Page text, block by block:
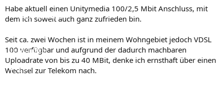
Neue Beiträge
Leserartikel
Regeln
Habe aktuell einen Unitymedia 100/2,5 Mbit Anschluss, mit
dem ich soweit auch ganz zufrieden bin.
Seit ca. zwei Wochen ist in meinem Wohngebiet jedoch VDSL
100 verfügbar und aufgrund der dadurch machbaren
Uploadrate von bis zu 40 MBit, denke ich ernsthaft über einen
Wechsel zur Telekom nach.